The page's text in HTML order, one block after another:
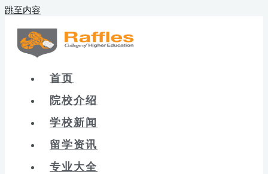
跳至内容
首页
院校介绍
学校新闻
留学资讯
专业大全